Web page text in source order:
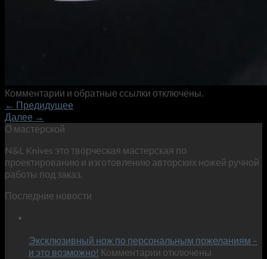
Комментарии и обратные ссылки отключены.
← Предидущее
Далее →
О мастерской
N&L Knives это творческая мастерская по
проектированию и изготовлению авторских ножей ручной
работы под заказ.
Последние новости
Эксклюзивный нож по персональным пожеланиям –
и это возможно! Комментарии котключены